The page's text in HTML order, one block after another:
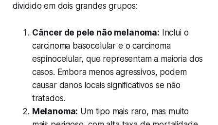
dividido em dois grandes grupos:
Câncer de pele não melanoma: Inclui o
carcinoma basocelular e o carcinoma
espinocelular, que representam a maioria dos
casos. Embora menos agressivos, podem
causar danos locais significativos se não
tratados.
Melanoma: Um tipo mais raro, mas muito